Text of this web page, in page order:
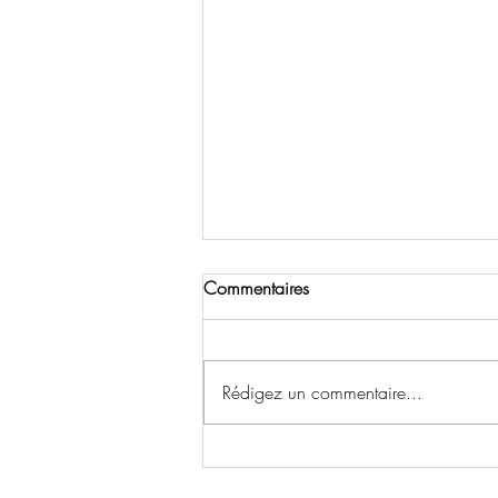
Commentaires
Rédigez un commentaire...